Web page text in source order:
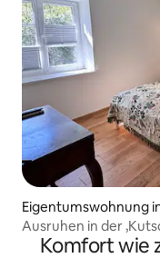
Eigentumswohnung
Ausruhen in der
Komfort wie